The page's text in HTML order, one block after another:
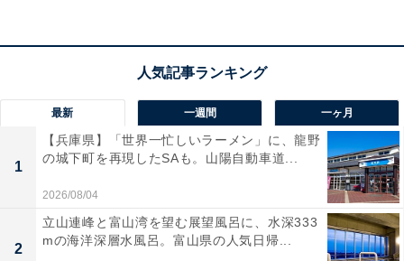
がなくなり次第終了する可能性もあります。
360度均一に広がる深みのあるサウンド が、部屋のどこ
にいても極上の音楽体験を届けてくれます。 最大17時間
の連続再生
が可能なロングバッテリーに加え、持ち運び
に便利な柔軟なハンドル付き。さらに
防塵・防滴仕様
（IP55）でキッチンやアウトドアでも安心！ マイク内蔵
で音声アシスタントや通話にも対応し、生活のあらゆる
最新 一週間 一ヶ月
1
【兵庫県】「世界一忙しいラーメン」に、龍野
の城下町を再現したSAも。山陽自動車道...
2026/08/04
2
立山連峰と富山湾を望む展望風呂に、水深333
mの海洋深層水風呂。富山県の人気日帰...